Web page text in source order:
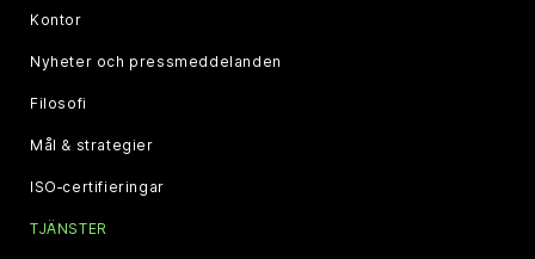
Kontor
Nyheter och pressmeddelanden
Filosofi
Mål & strategier
ISO‑certifieringar
TJÄNSTER